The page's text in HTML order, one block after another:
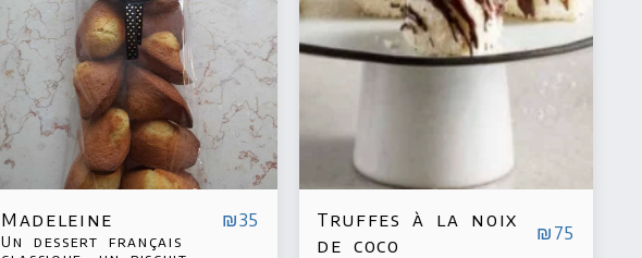
Madeleine ₪35
Un dessert français
Truffes à la noix
de coco
₪75